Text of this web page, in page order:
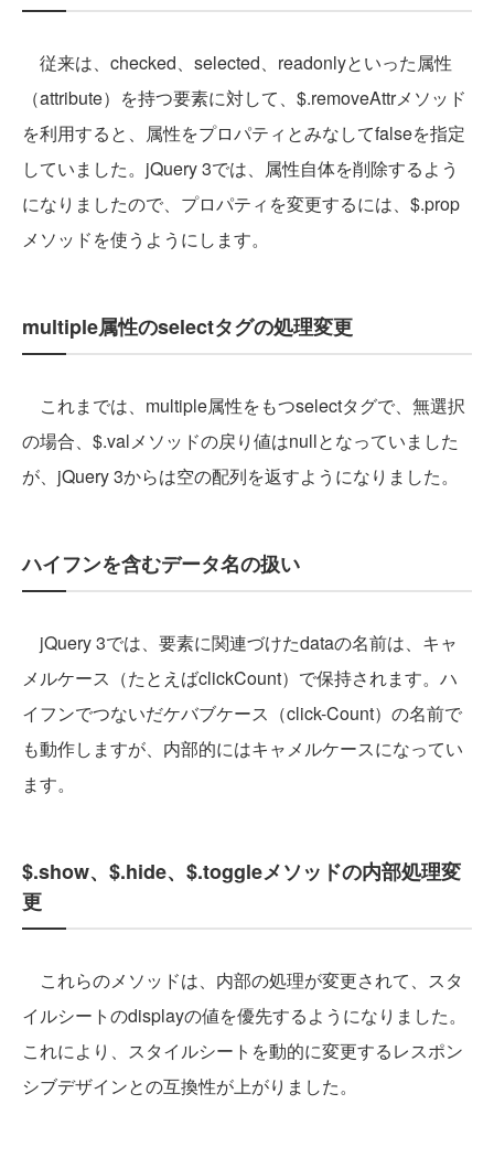
従来は、checked、selected、readonlyといった属性
（attribute）を持つ要素に対して、$.removeAttrメソッド
を利用すると、属性をプロパティとみなしてfalseを指定
していました。jQuery 3では、属性自体を削除するよう
になりましたので、プロパティを変更するには、$.prop
メソッドを使うようにします。
multiple属性のselectタグの処理変更
これまでは、multiple属性をもつselectタグで、無選択
の場合、$.valメソッドの戻り値はnullとなっていました
が、jQuery 3からは空の配列を返すようになりました。
ハイフンを含むデータ名の扱い
jQuery 3では、要素に関連づけたdataの名前は、キャ
メルケース（たとえばclickCount）で保持されます。ハ
イフンでつないだケバブケース（click-Count）の名前で
も動作しますが、内部的にはキャメルケースになってい
ます。
$.show、$.hide、$.toggleメソッドの内部処理変
更
これらのメソッドは、内部の処理が変更されて、スタ
イルシートのdisplayの値を優先するようになりました。
これにより、スタイルシートを動的に変更するレスポン
シブデザインとの互換性が上がりました。